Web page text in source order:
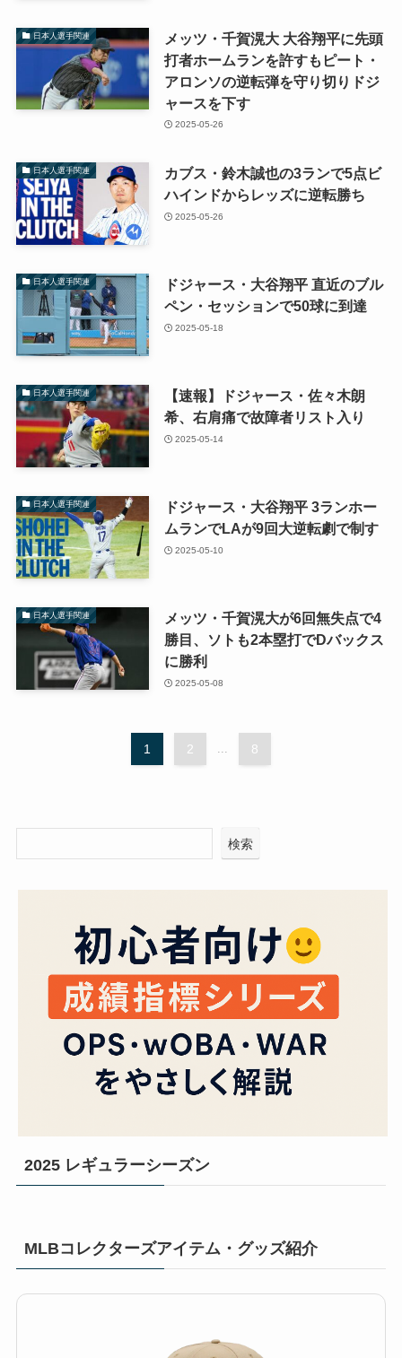
日本人選手関連
メッツ・千賀滉大 大谷翔平に先頭
打者ホームランを許すもピート・
アロンソの逆転弾を守り切りドジ
ャースを下す
2025-05-26
日本人選手関連
カブス・鈴木誠也の3ランで5点ビ
ハインドからレッズに逆転勝ち
2025-05-26
日本人選手関連
ドジャース・大谷翔平 直近のブル
ペン・セッションで50球に到達
2025-05-18
日本人選手関連
【速報】ドジャース・佐々木朗
希、右肩痛で故障者リスト入り
2025-05-14
日本人選手関連
ドジャース・大谷翔平 3ランホー
ムランでLAが9回大逆転劇で制す
2025-05-10
日本人選手関連
メッツ・千賀滉大が6回無失点で4
勝目、ソトも2本塁打でDバックス
に勝利
2025-05-08
1 2 8
検索
2025 レギュラーシーズン
MLBコレクターズアイテム・グッズ紹介